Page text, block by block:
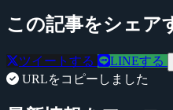
この記事をシェア
ツイートする LINEする
URLをコピーしました